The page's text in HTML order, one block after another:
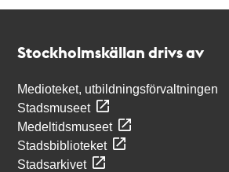
Stockholmskällan drivs av
Medioteket, utbildningsförvaltningen
Stadsmuseet
Medeltidsmuseet
Stadsbiblioteket
Stadsarkivet